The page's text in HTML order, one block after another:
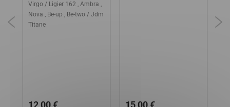
Virgo / Ligier 162 , Ambra ,
Nova , Be-up , Be-two / Jdm
Titane
12,00 € 15,00 €